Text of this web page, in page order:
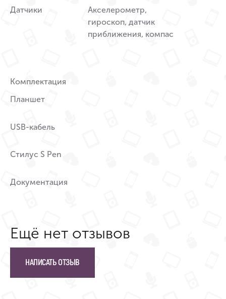
Датчики
Акселерометр,
гироскоп, датчик
приближения, компас
Комплектация
Планшет
USB-кабель
Стилус S Pen
Документация
Ещё нет отзывов
НАПИСАТЬ ОТЗЫВ